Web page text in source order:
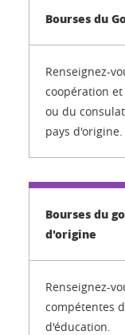
Bourses du
Renseignez-
coopération
ou du
pays d'origine.
Bourses du
d'origine
Renseignez-
compétentes
d'éducation.